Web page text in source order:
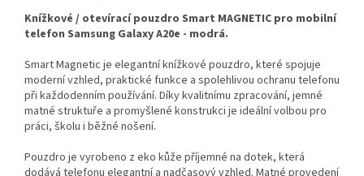
Knížkové / otevírací pouzdro Smart MAGNETIC pro mobilní
telefon Samsung Galaxy A20e - modrá.
Smart Magnetic je elegantní knížkové pouzdro, které spojuje
moderní vzhled, praktické funkce a spolehlivou ochranu telefonu
při každodenním používání. Díky kvalitnímu zpracování, jemné
matné struktuře a promyšlené konstrukci je ideální volbou pro
práci, školu i běžné nošení.
Pouzdro je vyrobeno z eko kůže příjemné na dotek, která